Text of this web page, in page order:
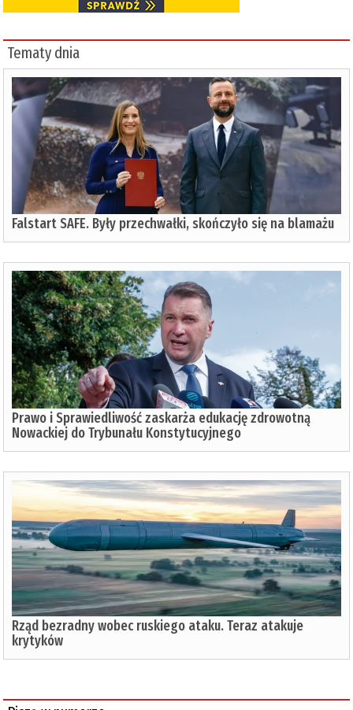
Tematy dnia
Falstart SAFE. Były przechwałki, skończyło się na blamażu
Prawo i Sprawiedliwość zaskarża edukację zdrowotną
Nowackiej do Trybunału Konstytucyjnego
Rząd bezradny wobec ruskiego ataku. Teraz atakuje
krytyków